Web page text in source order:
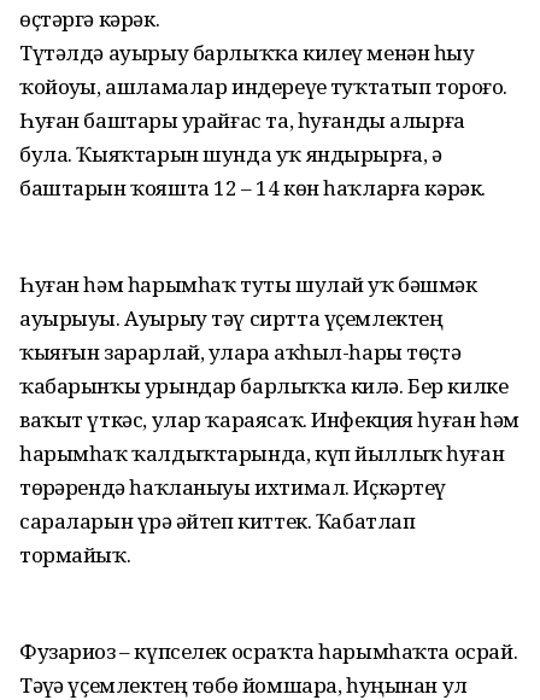
өҫтәргә кәрәк.
Түтәлдә ауырыу барлыҡҡа килеү менән һыу
ҡойоуҙы, ашламалар индереүҙе туҡтатып тороғоҙ.
Һуған баштары ҙурайғас та, һуғанды алырға
була. Ҡыяҡтарын шунда уҡ яндырырға, ә
баштарын ҡояшта 12 – 14 көн һаҡларға кәрәк.
Һуған һәм һарымһаҡ туты шулай уҡ бәшмәк
ауырыуы. Ауырыу тәү сиртта үҫемлектең
ҡыяғын зарарлай, уларҙа аҡһыл-һары төҫтә
ҡабарынҡы урындар барлыҡҡа килә. Бер килке
ваҡыт үткәс, улар ҡараясаҡ. Инфекция һуған һәм
һарымһаҡ ҡалдыҡтарында, күп йыллыҡ һуған
төрҙәрендә һаҡланыуы ихтимал. Иҫкәртеү
сараларын үрҙә әйтеп киттек. Ҡабатлап
тормайыҡ.
Фузариоз – күпселек осраҡта һарымһаҡта осрай.
Тәүҙә үҫемлектең төбө йомшара, һуңынан ул